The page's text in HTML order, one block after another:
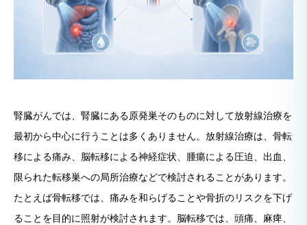
腎臓がんでは、腎臓にある原発巣そのものに対して放射線治療を
最初から中心に行うことは多くありません。放射線治療は、骨転
移による痛み、脳転移による神経症状、腫瘍による圧迫、出血、
限られた転移巣への局所治療などで検討されることがあります。
たとえば骨転移では、痛みを和らげることや骨折のリスクを下げ
ることを目的に照射が検討されます。脳転移では、頭痛、麻痺、